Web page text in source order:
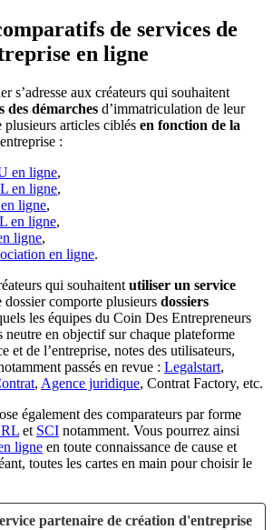
de services de
en ligne
s’adresse aux créateurs qui souhaitent
des démarches d’immatriculation de leur
articles ciblés en fonction de la
:
en ligne,
en ligne,
ligne,
en ligne,
ligne,
en ligne.
qui souhaitent utiliser un service
dossier comporte plusieurs dossiers
les équipes du Coin Des Entrepreneurs
neutre en objectif sur chaque plateforme
et de l’entreprise, notes des utilisateurs,
passés en revue : Legalstart,
, Agence juridique, Contrat Factory, etc.
également des comparateurs par forme
et SCI notamment. Vous pourrez ainsi
ligne en toute connaissance de cause et
toutes les cartes en main pour choisir le
partenaire de création d'entreprise